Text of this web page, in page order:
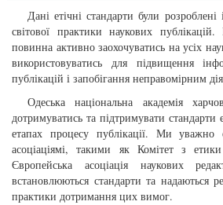
Дані етічні стандарти були
світової практики наукових публікацій.
повинна активно заохочуватись на усіх
використовуватись для підвищення
публікацій і запобігання неправомірним
Одеська національна академія
дотримуватись та підтримувати стандарти
етапах процесу публікації. Ми уважно
асоціаціямі, такими як Комітет з
Європейська асоціація наукових
встановлюються стандарти та надаються
практики дотримання цих вимог.